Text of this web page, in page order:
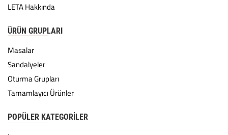
LETA Hakkında
ÜRÜN GRUPLARI
Masalar
Sandalyeler
Oturma Grupları
Tamamlayıcı Ürünler
POPÜLER KATEGORILER